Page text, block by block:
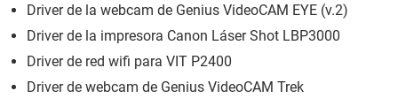
Driver de la webcam de Genius VideoCAM EYE (v.2)
Driver de la impresora Canon Láser Shot LBP3000
Driver de red wifi para VIT P2400
Driver de webcam de Genius VideoCAM Trek